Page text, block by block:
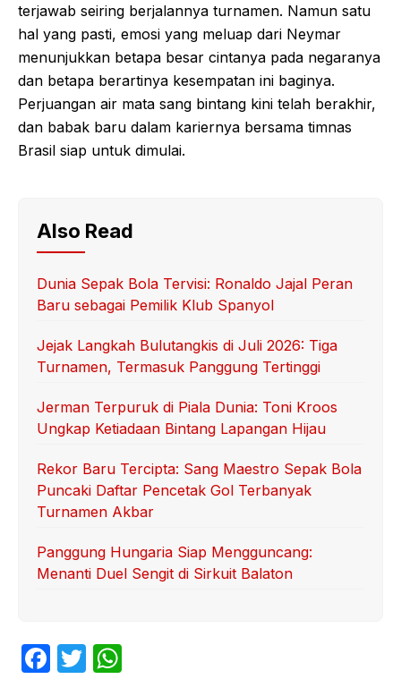
terjawab seiring berjalannya turnamen. Namun satu
hal yang pasti, emosi yang meluap dari Neymar
menunjukkan betapa besar cintanya pada negaranya
dan betapa berartinya kesempatan ini baginya.
Perjuangan air mata sang bintang kini telah berakhir,
dan babak baru dalam kariernya bersama timnas
Brasil siap untuk dimulai.
Also Read
Dunia Sepak Bola Tervisi: Ronaldo Jajal Peran
Baru sebagai Pemilik Klub Spanyol
Jejak Langkah Bulutangkis di Juli 2026: Tiga
Turnamen, Termasuk Panggung Tertinggi
Jerman Terpuruk di Piala Dunia: Toni Kroos
Ungkap Ketiadaan Bintang Lapangan Hijau
Rekor Baru Tercipta: Sang Maestro Sepak Bola
Puncaki Daftar Pencetak Gol Terbanyak
Turnamen Akbar
Panggung Hungaria Siap Mengguncang:
Menanti Duel Sengit di Sirkuit Balaton
F
T